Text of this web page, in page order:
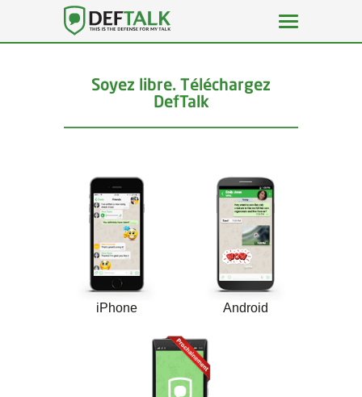
Toggle
Soyez libre. Téléchargez
DefTalk
iPhone Android